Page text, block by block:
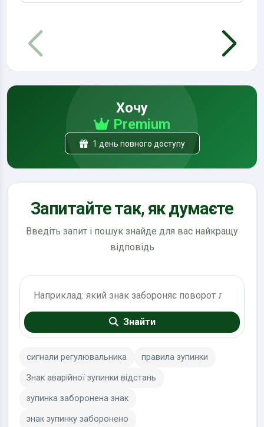
Хочу
Premium
1 день повного доступу
Запитайте так, як думаєте
Введіть запит і пошук знайде для вас найкращу
відповідь
Знайти
сигнали регулювальника правила зупинки
Знак аварійної зупинки відстань
зупинка заборонена знак
знак зупинку заборонено